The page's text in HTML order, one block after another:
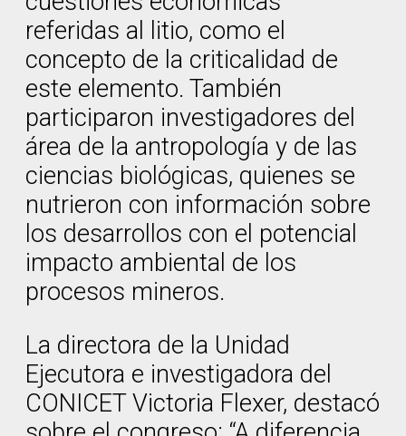
referidas al litio, como el
concepto de la criticalidad de
este elemento. También
participaron investigadores del
área de la antropología y de las
ciencias biológicas, quienes se
nutrieron con información sobre
los desarrollos con el potencial
impacto ambiental de los
procesos mineros.
La directora de la Unidad
Ejecutora e investigadora del
CONICET Victoria Flexer, destacó